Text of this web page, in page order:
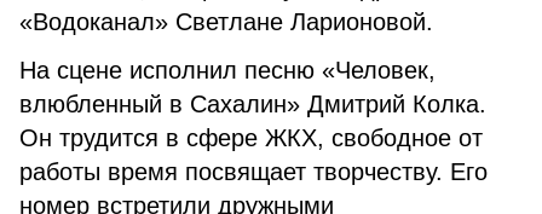
«Водоканал» Светлане Ларионовой.
На сцене исполнил песню «Человек,
влюбленный в Сахалин» Дмитрий Колка.
Он трудится в сфере ЖКХ, свободное от
работы время посвящает творчеству. Его
номер встретили дружными